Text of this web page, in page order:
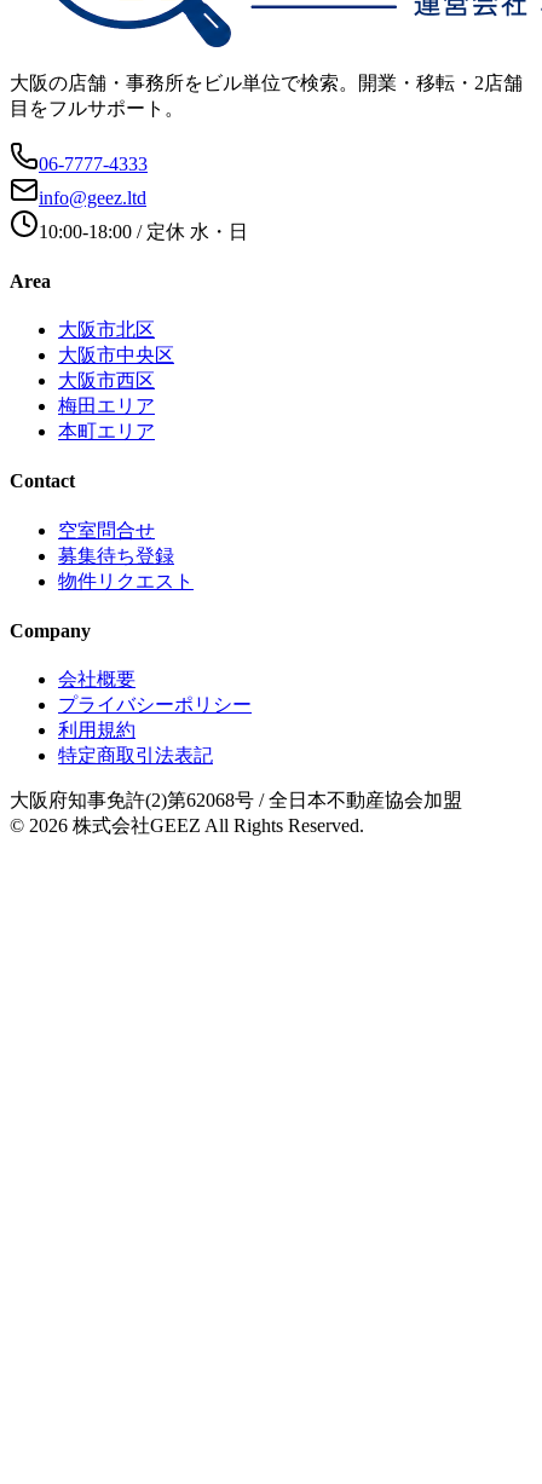
大阪の店舗・事務所をビル単位で検索。開業・移転・2店舗
目をフルサポート。
06-7777-4333
info@geez.ltd
10:00-18:00 / 定休 水・日
Area
大阪市北区
大阪市中央区
大阪市西区
梅田エリア
本町エリア
Contact
空室問合せ
募集待ち登録
物件リクエスト
Company
会社概要
プライバシーポリシー
利用規約
特定商取引法表記
大阪府知事免許(2)第62068号 / 全日本不動産協会加盟
© 2026 株式会社GEEZ All Rights Reserved.